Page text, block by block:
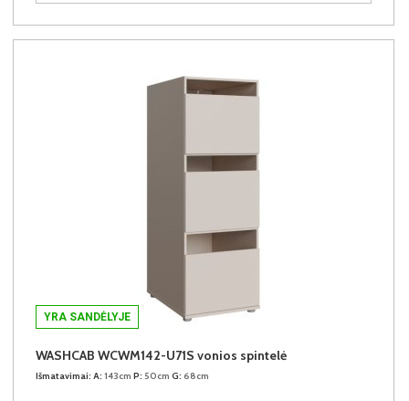
YRA SANDĖLYJE
WASHCAB WCWM142-U71S vonios spintelė
Išmatavimai: A: 143cm P: 50cm G: 68cm